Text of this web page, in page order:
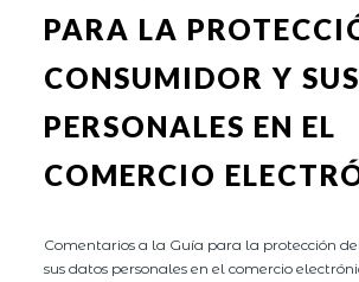
PARA LA
CONSUMIDOR Y
PERSONALES EN EL
COMERCIO
Comentarios a la Guía para la protección
sus datos personales en el comercio